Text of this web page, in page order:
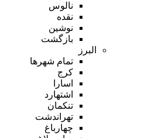
نالوس
نقده
نوشین
بازگشت
البرز
تمام شهر‌ها
کرج
اسارا
اشتهارد
تنکمان
تهراندشت
چهارباغ